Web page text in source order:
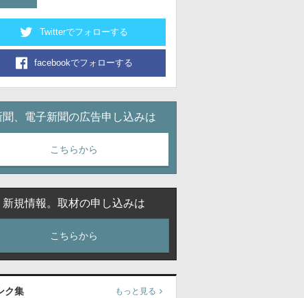
Twitterでフォローする
facebookでフォローする
聞、電子新聞の広告申し込みは
こちらから
新規情報。取材の申し込みは
こちらから
ク集 もっと見る